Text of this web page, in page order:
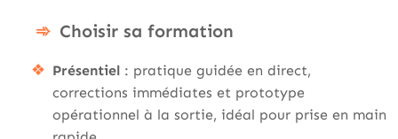
Choisir sa formation
Présentiel : pratique guidée en direct,
corrections immédiates et prototype
opérationnel à la sortie, idéal pour prise en main